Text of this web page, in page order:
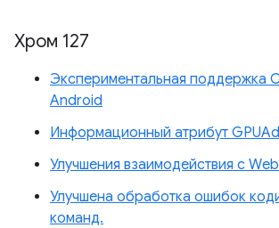
Хром 127
Экспериментальная поддержка
Android
Информационный атрибут
Улучшения взаимодействия с
Улучшена обработка ошибок
команд.